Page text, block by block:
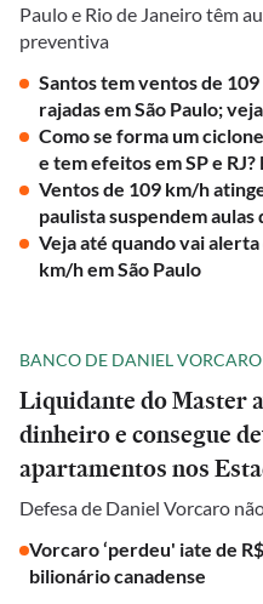
Paulo e Rio de Janeiro têm
preventiva
Santos tem ventos de
rajadas em São Paulo;
Como se forma um
e tem efeitos em SP e
Ventos de 109 km/h
paulista suspendem
Veja até quando vai
km/h em São Paulo
BANCO DE DANIEL VORCARO
Liquidante do Master
dinheiro e consegue
apartamentos nos
Defesa de Daniel Vorcaro
Vorcaro ‘perdeu' iate de
bilionário canadense